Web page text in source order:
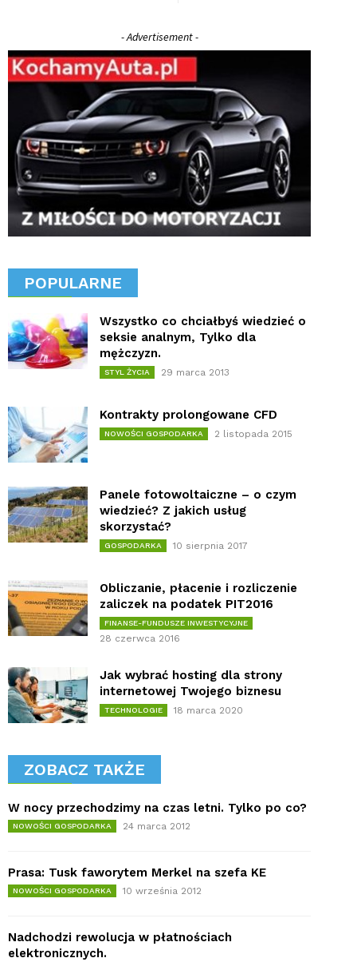
- Advertisement -
POPULARNE
Wszystko co chciałbyś wiedzieć o
seksie analnym, Tylko dla
mężczyzn.
STYL ŻYCIA 29 marca 2013
Kontrakty prolongowane CFD
NOWOŚCI GOSPODARKA 2 listopada 2015
Panele fotowoltaiczne – o czym
wiedzieć? Z jakich usług
skorzystać?
GOSPODARKA 10 sierpnia 2017
Obliczanie, płacenie i rozliczenie
zaliczek na podatek PIT2016
FINANSE-FUNDUSZE INWESTYCYJNE
28 czerwca 2016
Jak wybrać hosting dla strony
internetowej Twojego biznesu
TECHNOLOGIE 18 marca 2020
ZOBACZ TAKŻE
W nocy przechodzimy na czas letni. Tylko po co?
NOWOŚCI GOSPODARKA 24 marca 2012
Prasa: Tusk faworytem Merkel na szefa KE
NOWOŚCI GOSPODARKA 10 września 2012
Nadchodzi rewolucja w płatnościach
elektronicznych.